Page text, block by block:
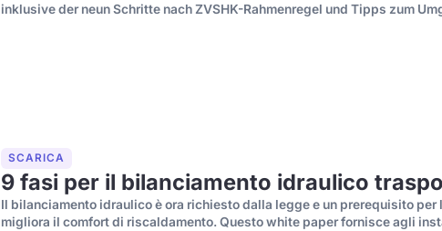
inklusive der neun Schritte nach ZVSHK-Rahmenregel und Tipps zum
SCARICA
9 fasi per il bilanciamento idraulico
Il bilanciamento idraulico è ora richiesto dalla legge e un prerequisito
migliora il comfort di riscaldamento. Questo white paper fornisce agli